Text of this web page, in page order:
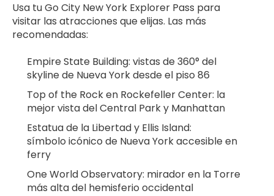
Usa tu Go City New York Explorer Pass para
visitar las atracciones que elijas. Las más
recomendadas:
Empire State Building: vistas de 360° del
skyline de Nueva York desde el piso 86
Top of the Rock en Rockefeller Center: la
mejor vista del Central Park y Manhattan
Estatua de la Libertad y Ellis Island:
símbolo icónico de Nueva York accesible en
ferry
One World Observatory: mirador en la Torre
más alta del hemisferio occidental